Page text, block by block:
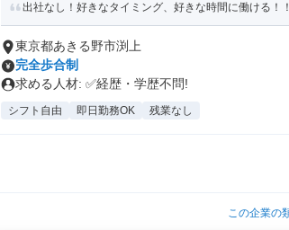
出社なし！好きなタイミング、好きな時間に働ける！
東京都あきる野市渕上
完全歩合制
求める人材: ✅経歴・学歴不問!
シフト自由 即日勤務OK 残業なし
この企業の